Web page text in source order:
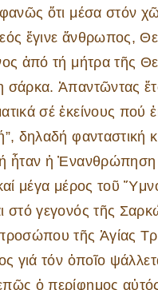
ὅτι μέσα στόν
ἔγινε ἄνθρωπος,
ἀπό τή μήτρα τῆς
σάρκα. Ἀπαντῶντας
σέ ἐκείνους πού
δηλαδή φανταστική
ἦταν ἡ
μέγα μέρος τοῦ
στό γεγονός τῆς
τῆς Ἁγίας
γιά τόν ὁποῖο
ὁ περίφημος